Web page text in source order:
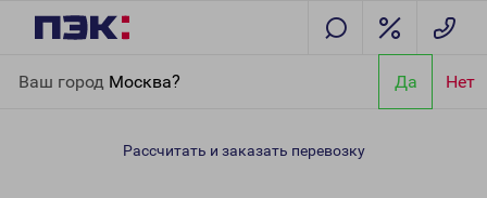
Ваш город Москва? Да Нет
Астраханская область
Рассчитать и заказать перевозку